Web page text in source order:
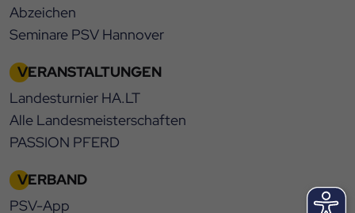
Abzeichen
Seminare PSV Hannover
VERANSTALTUNGEN
Landesturnier HA.LT
Alle Landesmeisterschaften
PASSION PFERD
VERBAND
PSV-App